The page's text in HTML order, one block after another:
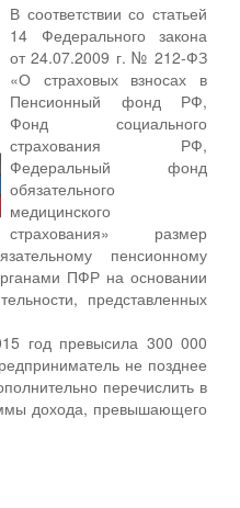
В соответствии со статьей
14 Федерального закона
от 24.07.2009 г. № 212-ФЗ
«О страховых взносах в
Пенсионный фонд РФ,
Фонд социального
страхования РФ,
Федеральный фонд
обязательного
медицинского
страхования» размер
пенсионному
ПФР на основании
представленных
год превысила 300 000
не позднее
перечислить в
дохода, превышающего